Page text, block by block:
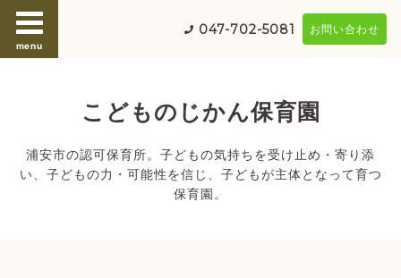
menu
047-702-5081 お問い合わせ
こどものじかん保育園
浦安市の認可保育所。子どもの気持ちを受け止め・寄り添
い、子どもの力・可能性を信じ、子どもが主体となって育つ
保育園。